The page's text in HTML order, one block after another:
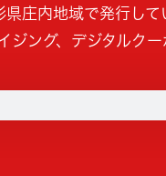
県庄内地域で発行し
ジング、デジタルク